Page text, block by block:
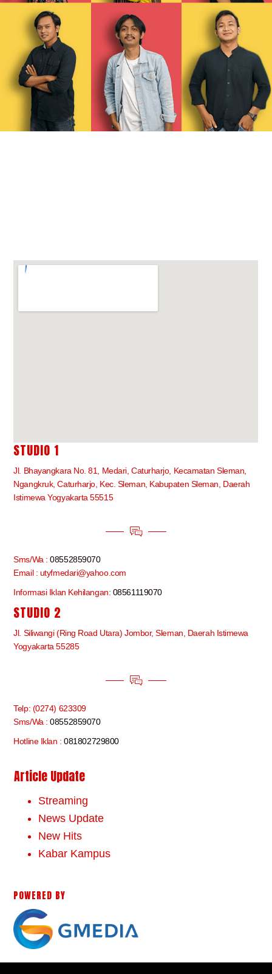
STUDIO 1
Jl. Bhayangkara No. 81, Medari, Caturharjo, Kecamatan Sleman,
Ngangkruk, Caturharjo, Kec. Sleman, Kabupaten Sleman, Daerah
Istimewa Yogyakarta 55515
Sms/Wa :08552859070
Email : utyfmedari@yahoo.com
Informasi Iklan Kehilangan: 08561119070
STUDIO 2
Jl. Siliwangi (Ring Road Utara) Jombor, Sleman, Daerah Istimewa
Yogyakarta 55285
Telp: (0274) 623309
Sms/Wa :08552859070
Hotline Iklan :081802729800
Article Update
Streaming
News Update
New Hits
Kabar Kampus
POWERED BY